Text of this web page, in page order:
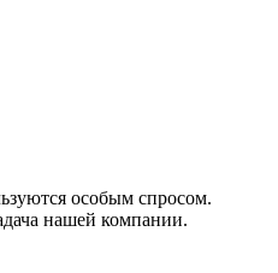
особым спросом.
нашей компании.